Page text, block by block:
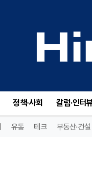
정책·사회 칼럼·인터
유통 테크 부동산·건설